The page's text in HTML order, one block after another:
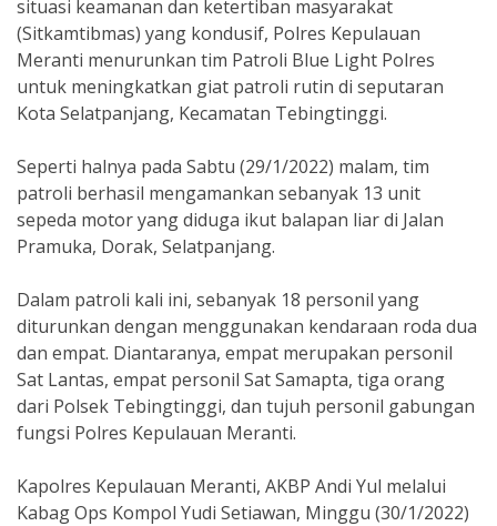
situasi keamanan dan ketertiban masyarakat
(Sitkamtibmas) yang kondusif, Polres Kepulauan
Meranti menurunkan tim Patroli Blue Light Polres
untuk meningkatkan giat patroli rutin di seputaran
Kota Selatpanjang, Kecamatan Tebingtinggi.
Seperti halnya pada Sabtu (29/1/2022) malam, tim
patroli berhasil mengamankan sebanyak 13 unit
sepeda motor yang diduga ikut balapan liar di Jalan
Pramuka, Dorak, Selatpanjang.
Dalam patroli kali ini, sebanyak 18 personil yang
diturunkan dengan menggunakan kendaraan roda dua
dan empat. Diantaranya, empat merupakan personil
Sat Lantas, empat personil Sat Samapta, tiga orang
dari Polsek Tebingtinggi, dan tujuh personil gabungan
fungsi Polres Kepulauan Meranti.
Kapolres Kepulauan Meranti, AKBP Andi Yul melalui
Kabag Ops Kompol Yudi Setiawan, Minggu (30/1/2022)